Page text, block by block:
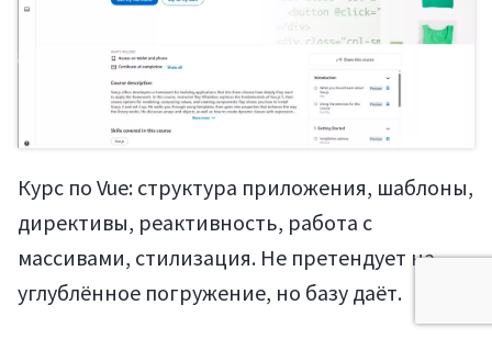
Курс по Vue: структура приложения, шаблоны,
директивы, реактивность, работа с
массивами, стилизация. Не претендует на
углублённое погружение, но базу даёт.